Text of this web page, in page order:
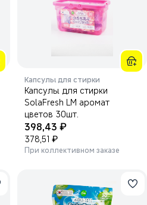
Капсулы для стирки
Капсулы для стирки
SolaFresh LM аромат
цветов 30шт.
398,43 ₽
378,51 ₽
При коллективном заказе